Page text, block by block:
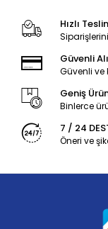
Hızlı
Güvenli
Güvenli
Geniş
Binlerce
7 / 24
Öneri ve